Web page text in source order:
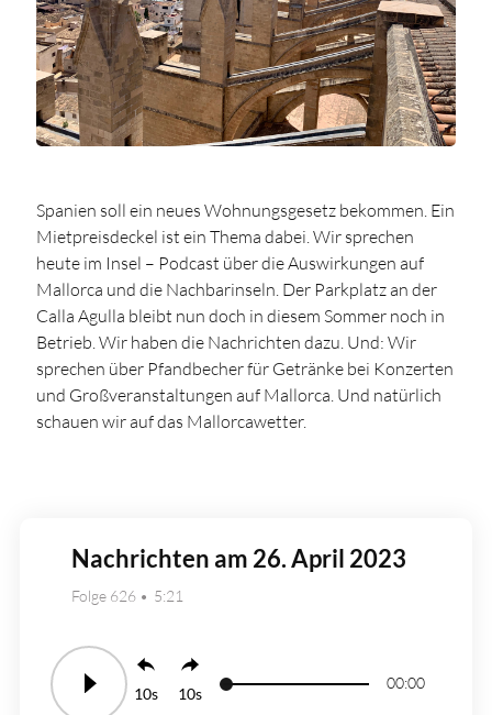
Spanien soll ein neues Wohnungsgesetz bekommen. Ein
Mietpreisdeckel ist ein Thema dabei. Wir sprechen
heute im Insel – Podcast über die Auswirkungen auf
Mallorca und die Nachbarinseln. Der Parkplatz an der
Calla Agulla bleibt nun doch in diesem Sommer noch in
Betrieb. Wir haben die Nachrichten dazu. Und: Wir
sprechen über Pfandbecher für Getränke bei Konzerten
und Großveranstaltungen auf Mallorca. Und natürlich
schauen wir auf das Mallorcawetter.
Nachrichten am 26. April 2023
Folge 626 5:21
10 10
00:00